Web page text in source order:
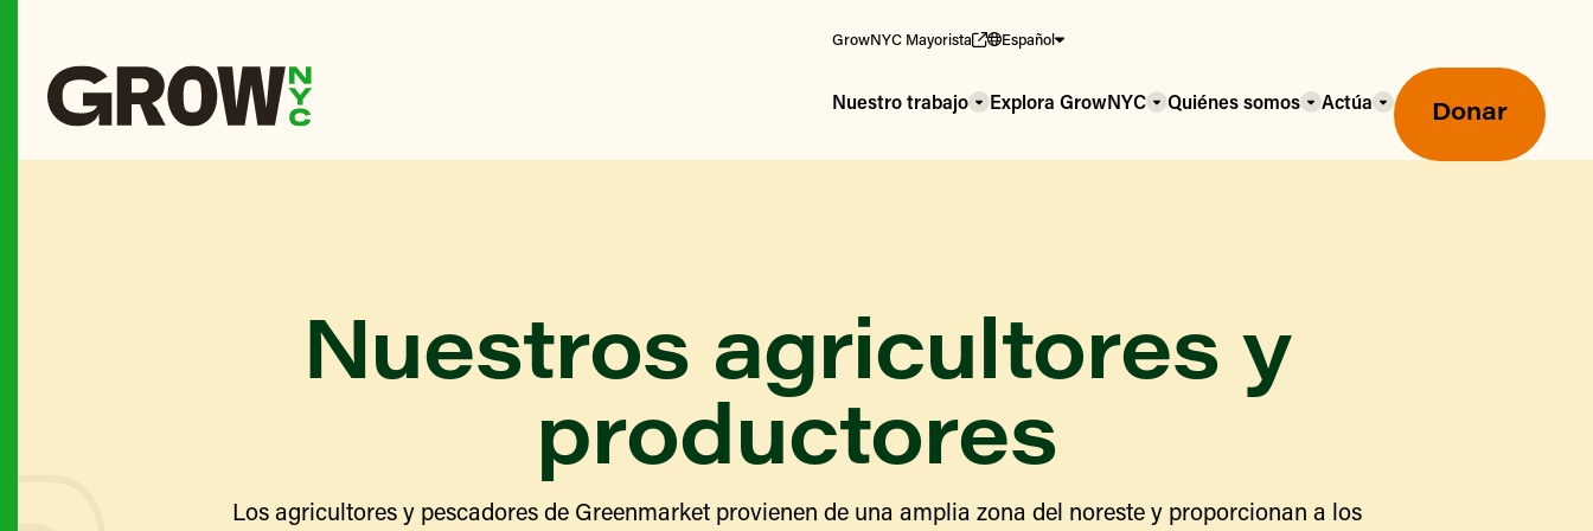
GrowNYC Mayorista Español
Nuestro trabajo
Uso de SNAP y beneficios
Explora GrowNYC Quiénes somos Actúa Donar
Nuestros agricultores y
productores
Los agricultores y pescadores de Greenmarket provienen de una amplia zona del noreste y proporcionan a los